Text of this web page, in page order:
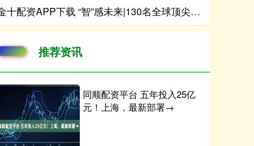
金十配资APP下载 “智”感未来|130名全球顶尖飞手汇聚 无人机竞速赛飞出科技加速度
推荐资讯
同顺配资平台 五年投入25亿
元！上海，最新部署→